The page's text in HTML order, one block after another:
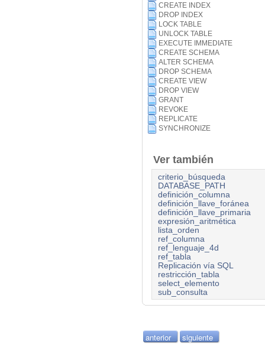
CREATE INDEX
DROP INDEX
LOCK TABLE
UNLOCK TABLE
EXECUTE IMMEDIATE
CREATE SCHEMA
ALTER SCHEMA
DROP SCHEMA
CREATE VIEW
DROP VIEW
GRANT
REVOKE
REPLICATE
SYNCHRONIZE
Ver también
criterio_búsqueda
DATABASE_PATH
definición_columna
definición_llave_foránea
definición_llave_primaria
expresión_aritmética
lista_orden
ref_columna
ref_lenguaje_4d
ref_tabla
Replicación vía SQL
restricción_tabla
select_elemento
sub_consulta
anterior siguiente